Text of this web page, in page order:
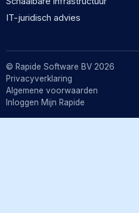
IT-juridisch advies
© Rapide Software BV 2026
Privacyverklaring
Algemene voorwaarden
Inloggen Mijn Rapide